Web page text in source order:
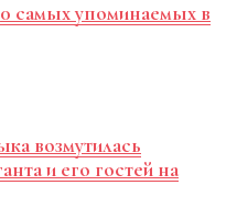
самых упоминаемых в
возмутилась
и его гостей на